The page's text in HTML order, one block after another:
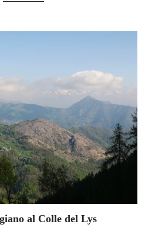
al Colle del Lys